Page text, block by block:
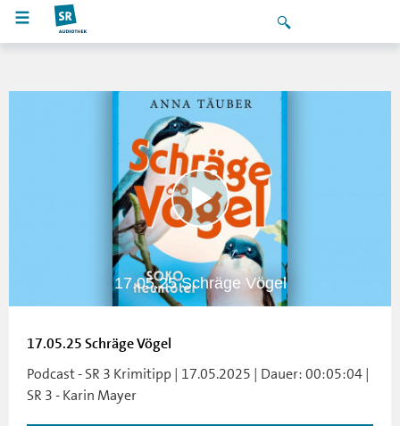
17.05.25 Schräge Vögel
17.05.25 Schräge Vögel
Podcast - SR 3 Krimitipp | 17.05.2025 | Dauer: 00:05:04 |
SR 3 - Karin Mayer